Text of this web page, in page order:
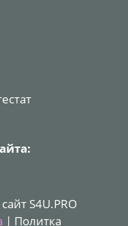
S4U.PRO
| Политка